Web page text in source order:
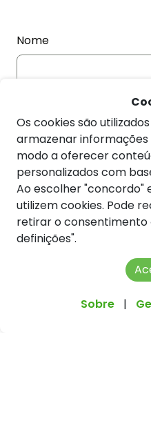
Nome
Telefone
Assunto
Os cookies são
armazenar informações
modo a oferecer
personalizados com
Ao escolher "concordo"
utilizem cookies. Pode
retirar o consentimento
definições".
Sobre |